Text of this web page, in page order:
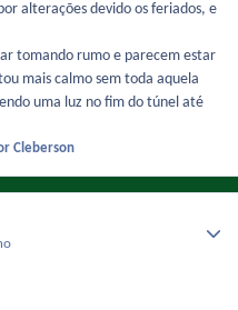
alterações devido os feriados, e
tomando rumo e parecem estar
mais calmo sem toda aquela
uma luz no fim do túnel até
Cleberson